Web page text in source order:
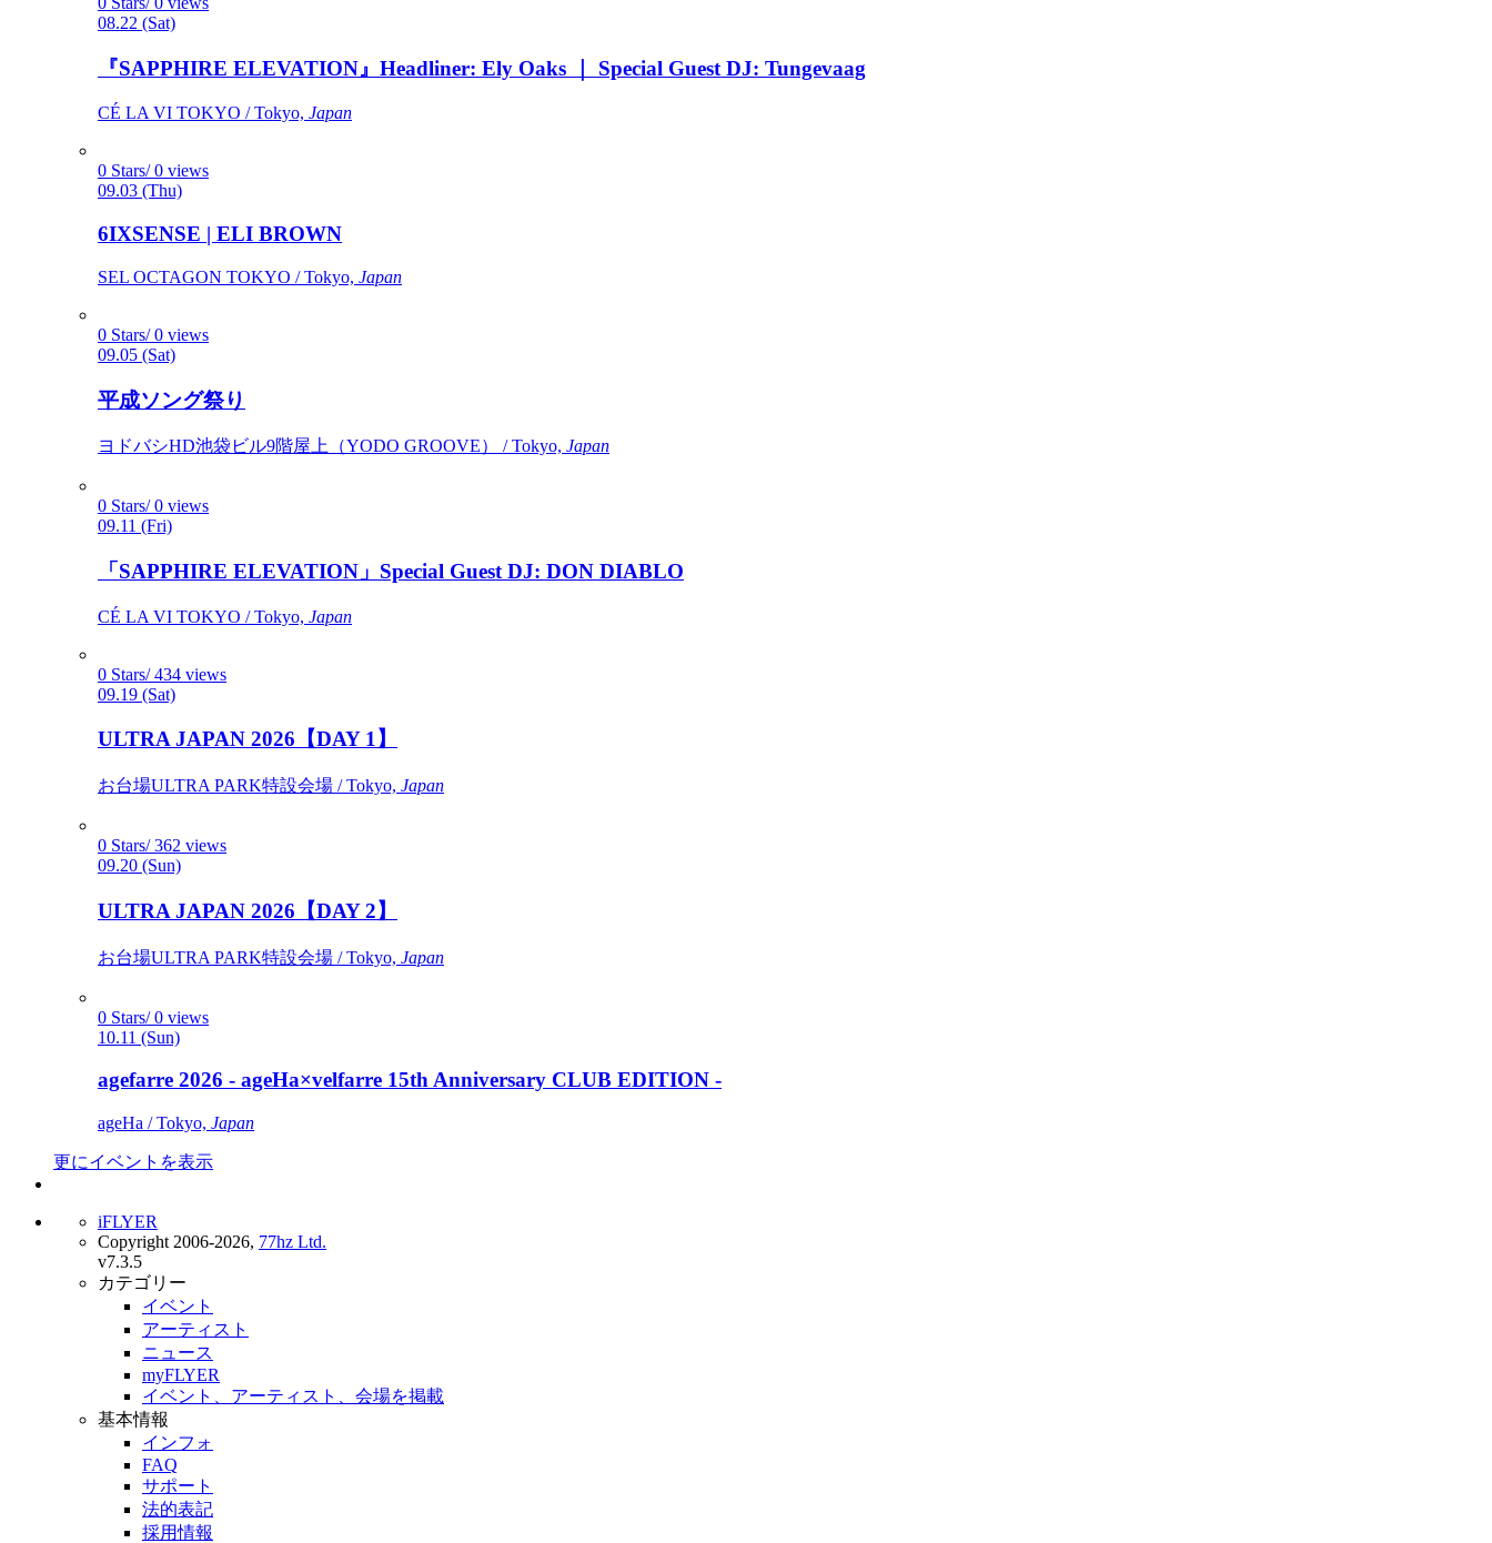
08.22 (Sat)
『SAPPHIRE ELEVATION』Headliner: Ely Oaks ｜ Special Guest DJ: Tungevaag
CÉ LA VI TOKYO / Tokyo, Japan
0 Stars/ 0 views
09.03 (Thu)
6IXSENSE | ELI BROWN
SEL OCTAGON TOKYO / Tokyo, Japan
0 Stars/ 0 views
09.05 (Sat)
平成ソング祭り
ヨドバシHD池袋ビル9階屋上（YODO GROOVE） / Tokyo, Japan
0 Stars/ 0 views
09.11 (Fri)
「SAPPHIRE ELEVATION」Special Guest DJ: DON DIABLO
CÉ LA VI TOKYO / Tokyo, Japan
0 Stars/ 434 views
09.19 (Sat)
ULTRA JAPAN 2026【DAY 1】
お台場ULTRA PARK特設会場 / Tokyo, Japan
0 Stars/ 362 views
09.20 (Sun)
ULTRA JAPAN 2026【DAY 2】
お台場ULTRA PARK特設会場 / Tokyo, Japan
0 Stars/ 0 views
10.11 (Sun)
agefarre 2026 - ageHa×velfarre 15th Anniversary CLUB EDITION -
ageHa / Tokyo, Japan
更にイベントを表示
iFLYER
Copyright 2006-2026, 77hz Ltd.
v7.3.5
カテゴリー
イベント
アーティスト
ニュース
myFLYER
イベント、アーティスト、会場を掲載
基本情報
インフォ
FAQ
サポート
法的表記
採用情報